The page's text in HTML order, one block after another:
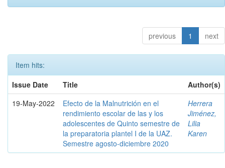
previous 1 next
Item hits:
Issue Date
Title
Author(s)
19-May-2022
Efecto de la Malnutrición en el
rendimiento escolar de las y los
adolescentes de Quinto semestre de
la preparatoria plantel I de la UAZ.
Semestre agosto-diciembre 2020
Herrera
Jiménez,
Lilia
Karen